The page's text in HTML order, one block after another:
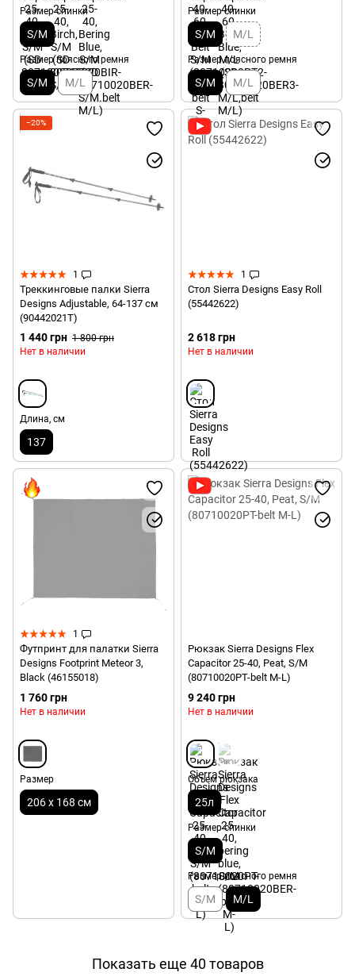
Размер спинки
S/M
Размер поясного ремня
S/M M/L
Размер спинки
S/M M/L
Размер поясного ремня
S/M M/L
−20%
1
Треккинговые палки Sierra
Designs Adjustable, 64-137 см
(90442021T)
1 440 грн 1 800 грн
Нет в наличии
Длина, см
137
1
Стол Sierra Designs Easy Roll
(55442622)
2 618 грн
Нет в наличии
1
Футпринт для палатки Sierra
Designs Footprint Meteor 3,
Black (46155018)
1 760 грн
Нет в наличии
Размер
206 х 168 см
Рюкзак Sierra Designs Flex
Capacitor 25-40, Peat, S/M
(80710020PT-belt M-L)
9 240 грн
Нет в наличии
Объем рюкзака
25л
Размер спинки
S/M
Размер поясного ремня
S/M M/L
Показать еще 40 товаров